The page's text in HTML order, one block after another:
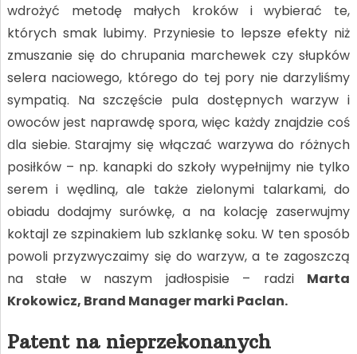
wdrożyć metodę małych kroków i wybierać te,
których smak lubimy. Przyniesie to lepsze efekty niż
zmuszanie się do chrupania marchewek czy słupków
selera naciowego, którego do tej pory nie darzyliśmy
sympatią. Na szczęście pula dostępnych warzyw i
owoców jest naprawdę spora, więc każdy znajdzie coś
dla siebie. Starajmy się włączać warzywa do różnych
posiłków – np. kanapki do szkoły wypełnijmy nie tylko
serem i wędliną, ale także zielonymi talarkami, do
obiadu dodajmy surówkę, a na kolację zaserwujmy
koktajl ze szpinakiem lub szklankę soku. W ten sposób
powoli przyzwyczaimy się do warzyw, a te zagoszczą
na stałe w naszym jadłospisie – radzi Marta
Krokowicz, Brand Manager marki Paclan.
Patent na nieprzekonanych